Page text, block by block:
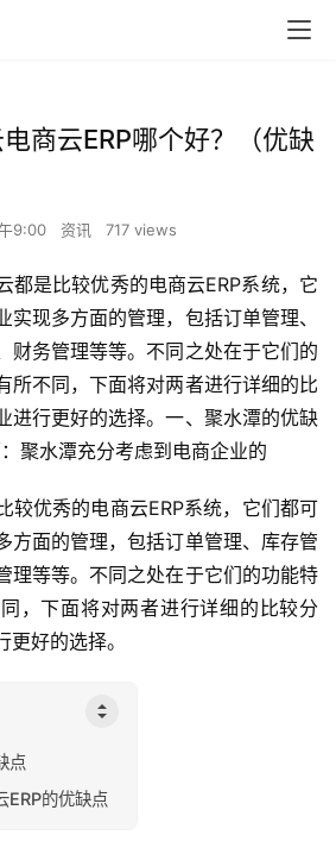
商云ERP哪个好？（优缺
9:00 资讯 717 views
都是比较优秀的电商云ERP系统，它
实现多方面的管理，包括订单管理、
财务管理等等。不同之处在于它们的
所不同，下面将对两者进行详细的比
进行更好的选择。一、聚水潭的优缺
聚水潭充分考虑到电商企业的
较优秀的电商云ERP系统，它们都可
方面的管理，包括订单管理、库存管
理等等。不同之处在于它们的功能特
，下面将对两者进行详细的比较分
好的选择。
点
ERP的优缺点